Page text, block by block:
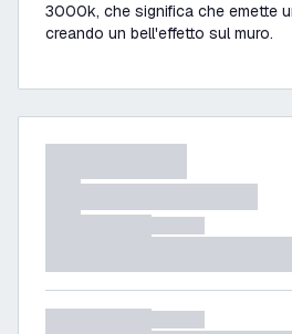
3000k, che significa che emette
creando un bell'effetto sul muro.